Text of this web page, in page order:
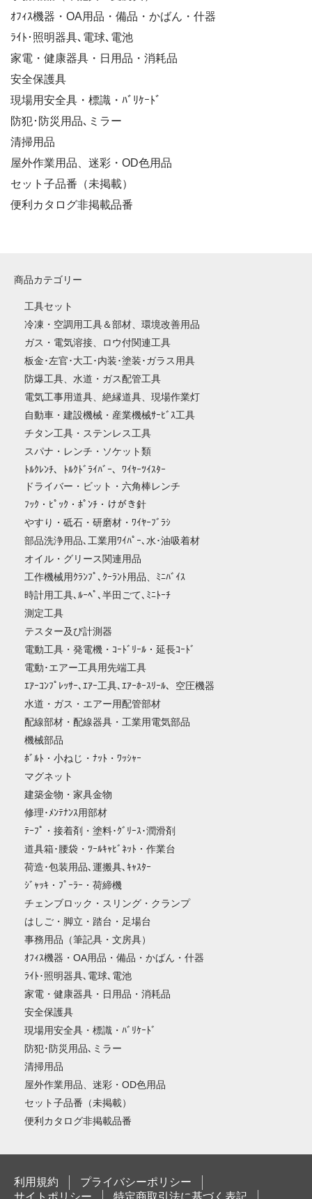
ｵﾌｨｽ機器・OA用品・備品・かばん・什器
ﾗｲﾄ･照明器具､電球､電池
家電・健康器具・日用品・消耗品
安全保護具
現場用安全具・標識・ﾊﾞﾘｹｰﾄﾞ
防犯･防災用品､ミラー
清掃用品
屋外作業用品、迷彩・OD色用品
セット子品番（未掲載）
便利カタログ非掲載品番
商品カテゴリー
工具セット
冷凍・空調用工具＆部材、環境改善用品
ガス・電気溶接、ロウ付関連工具
板金･左官･大工･内装･塗装･ガラス用具
防爆工具、水道・ガス配管工具
電気工事用道具、絶縁道具、現場作業灯
自動車・建設機械・産業機械ｻｰﾋﾞｽ工具
チタン工具・ステンレス工具
スパナ・レンチ・ソケット類
ﾄﾙｸﾚﾝﾁ、ﾄﾙｸﾄﾞﾗｲﾊﾞｰ、ﾜｲﾔｰﾂｲｽﾀｰ
ドライバー・ビット・六角棒レンチ
ﾌｯｸ・ﾋﾟｯｸ・ﾎﾟﾝﾁ・けがき針
やすり・砥石・研磨材・ﾜｲﾔｰﾌﾞﾗｼ
部品洗浄用品､工業用ﾜｲﾊﾟｰ､水･油吸着材
オイル・グリース関連用品
工作機械用ｸﾗﾝﾌﾟ､ｸｰﾗﾝﾄ用品、ﾐﾆﾊﾞｲｽ
時計用工具､ﾙｰﾍﾟ､半田ごて､ﾐﾆﾄｰﾁ
測定工具
テスター及び計測器
電動工具・発電機・ｺｰﾄﾞﾘｰﾙ・延長ｺｰﾄﾞ
電動･エアー工具用先端工具
ｴｱｰｺﾝﾌﾟﾚｯｻｰ､ｴｱｰ工具､ｴｱｰﾎｰｽﾘｰﾙ、空圧機器
水道・ガス・エアー用配管部材
配線部材・配線器具・工業用電気部品
機械部品
ﾎﾞﾙﾄ・小ねじ・ﾅｯﾄ・ﾜｯｼｬｰ
マグネット
建築金物・家具金物
修理･ﾒﾝﾃﾅﾝｽ用部材
ﾃｰﾌﾟ・接着剤・塗料･ｸﾞﾘｰｽ･潤滑剤
道具箱･腰袋・ﾂｰﾙｷｬﾋﾞﾈｯﾄ・作業台
荷造･包装用品､運搬具､ｷｬｽﾀｰ
ｼﾞｬｯｷ・ﾌﾟｰﾗｰ・荷締機
チェンブロック・スリング・クランプ
はしご・脚立・踏台・足場台
事務用品（筆記具・文房具）
ｵﾌｨｽ機器・OA用品・備品・かばん・什器
ﾗｲﾄ･照明器具､電球､電池
家電・健康器具・日用品・消耗品
安全保護具
現場用安全具・標識・ﾊﾞﾘｹｰﾄﾞ
防犯･防災用品､ミラー
清掃用品
屋外作業用品、迷彩・OD色用品
セット子品番（未掲載）
便利カタログ非掲載品番
利用規約
プライバシーポリシー